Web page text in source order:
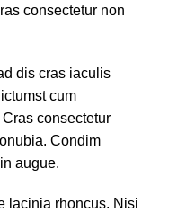
consectetur non
dis cras iaculis
cum
consectetur
Condim
augue.
lacinia rhoncus. Nisi